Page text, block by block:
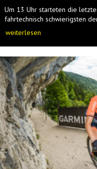
Um 13 Uhr starteten die
fahrtechnisch schwierigsten
weiterlesen